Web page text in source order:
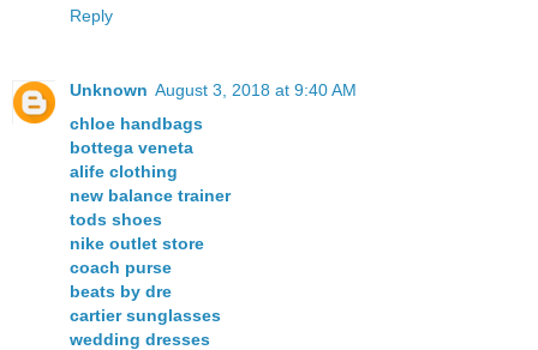
Reply
Unknown August 3, 2018 at 9:40 AM
chloe handbags
bottega veneta
alife clothing
new balance trainer
tods shoes
nike outlet store
coach purse
beats by dre
cartier sunglasses
wedding dresses